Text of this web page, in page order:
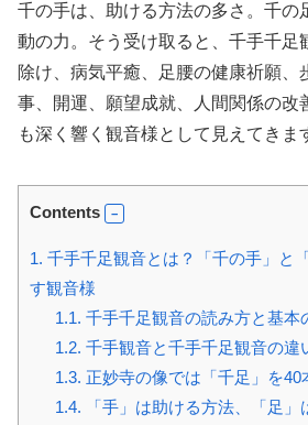
千の手は、助ける方法の多さ。千の
動の力。そう受け取ると、千手千足
除け、病気平癒、足腰の健康祈願、
事、開運、願望成就、人間関係の改
も深く響く観音様として見えてきま
Contents
1. 千手千足観音とは？「千の手」と
す観音様
1.1. 千手千足観音の読み方と基本
1.2. 千手観音と千手千足観音の違
1.3. 正妙寺の像では「千足」を40
1.4. 「手」は助ける方法、「足」